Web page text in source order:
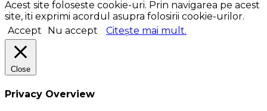
Acest site foloseste cookie-uri. Prin navigarea pe acest
site, iti exprimi acordul asupra folosirii cookie-urilor.
Accept
Nu accept Citește mai mult.
Close
Privacy Overview